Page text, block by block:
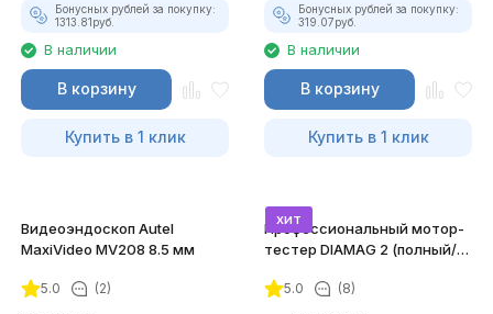
Бонусных рублей за покупку:
1313.81руб.
В наличии
В корзину
Купить в 1 клик
Бонусных рублей за покупку:
319.07руб.
В наличии
В корзину
Купить в 1 клик
Видеоэндоскоп Autel
MaxiVideo MV208 8.5 мм
5.0 (2)
хит
Профессиональный мотор-
тестер DIAMAG 2 (полный/
5.0 (8)